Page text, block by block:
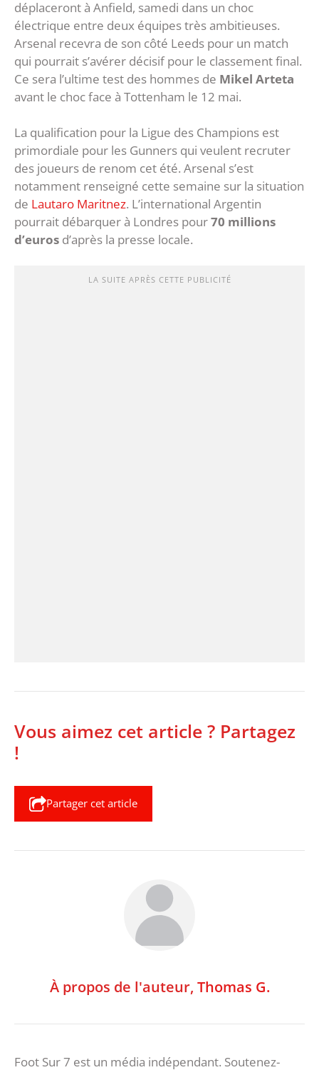
déplaceront à Anfield, samedi dans un choc
électrique entre deux équipes très ambitieuses.
Arsenal recevra de son côté Leeds pour un match
qui pourrait s’avérer décisif pour le classement final.
Ce sera l’ultime test des hommes de Mikel Arteta
avant le choc face à Tottenham le 12 mai.
La qualification pour la Ligue des Champions est
primordiale pour les Gunners qui veulent recruter
des joueurs de renom cet été. Arsenal s’est
notamment renseigné cette semaine sur la situation
de Lautaro Maritnez. L’international Argentin
pourrait débarquer à Londres pour70 millions
d’euros d’après la presse locale.
LA SUITE APRÈS CETTE PUBLICITÉ
Vous aimez cet article ? Partagez
!
Partager cet article
À propos de l'auteur, Thomas G.
Foot Sur 7 est un média indépendant. Soutenez-